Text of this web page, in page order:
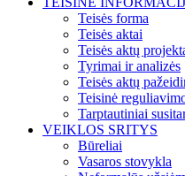
Teisės forma
Teisės aktai
Teisės aktų
Tyrimai ir analizės
Teisės aktų
Teisinė
Tarptautiniai
VEIKLOS SRITYS
Būreliai
Vasaros stovykla